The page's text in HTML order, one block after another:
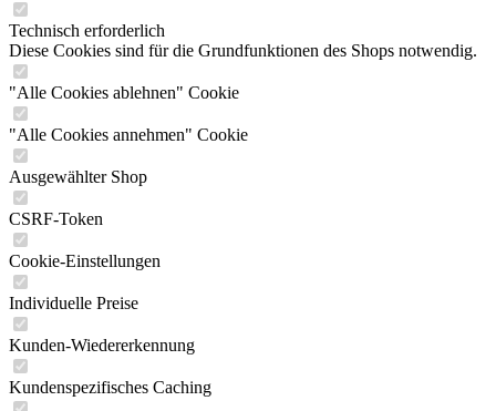
Technisch erforderlich
Diese Cookies sind für die Grundfunktionen des Shops notwendig.
"Alle Cookies ablehnen" Cookie
"Alle Cookies annehmen" Cookie
Ausgewählter Shop
CSRF-Token
Cookie-Einstellungen
Individuelle Preise
Kunden-Wiedererkennung
Kundenspezifisches Caching